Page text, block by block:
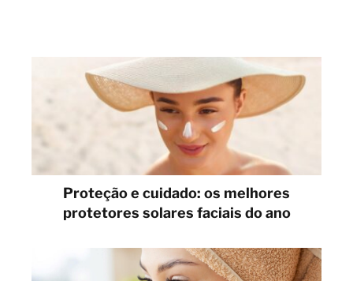
Proteção e cuidado: os melhores
protetores solares faciais do ano